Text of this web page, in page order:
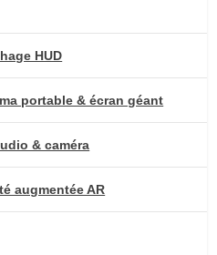
HUD
portable & écran géant
& caméra
augmentée AR